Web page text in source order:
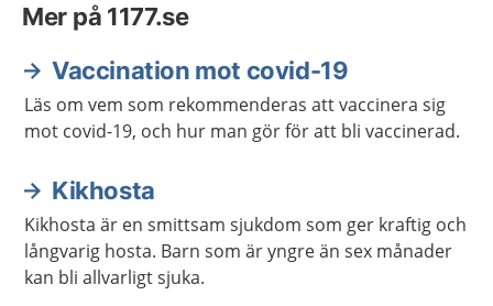
Mer på 1177.se
Vaccination mot covid-19
Läs om vem som rekommenderas att vaccinera sig
mot covid-19, och hur man gör för att bli vaccinerad.
Kikhosta
Kikhosta är en smittsam sjukdom som ger kraftig och
långvarig hosta. Barn som är yngre än sex månader
kan bli allvarligt sjuka.